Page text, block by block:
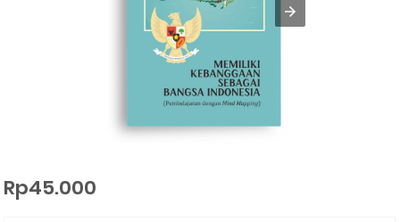
Rp45.000